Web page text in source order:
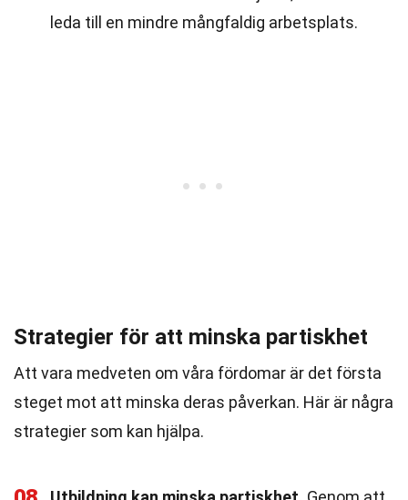
leda till en mindre mångfaldig arbetsplats.
Strategier för att minska partiskhet
Att vara medveten om våra fördomar är det första
steget mot att minska deras påverkan. Här är några
strategier som kan hjälpa.